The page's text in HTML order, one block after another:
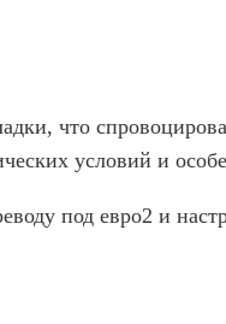
что
условий и
под евро2 и